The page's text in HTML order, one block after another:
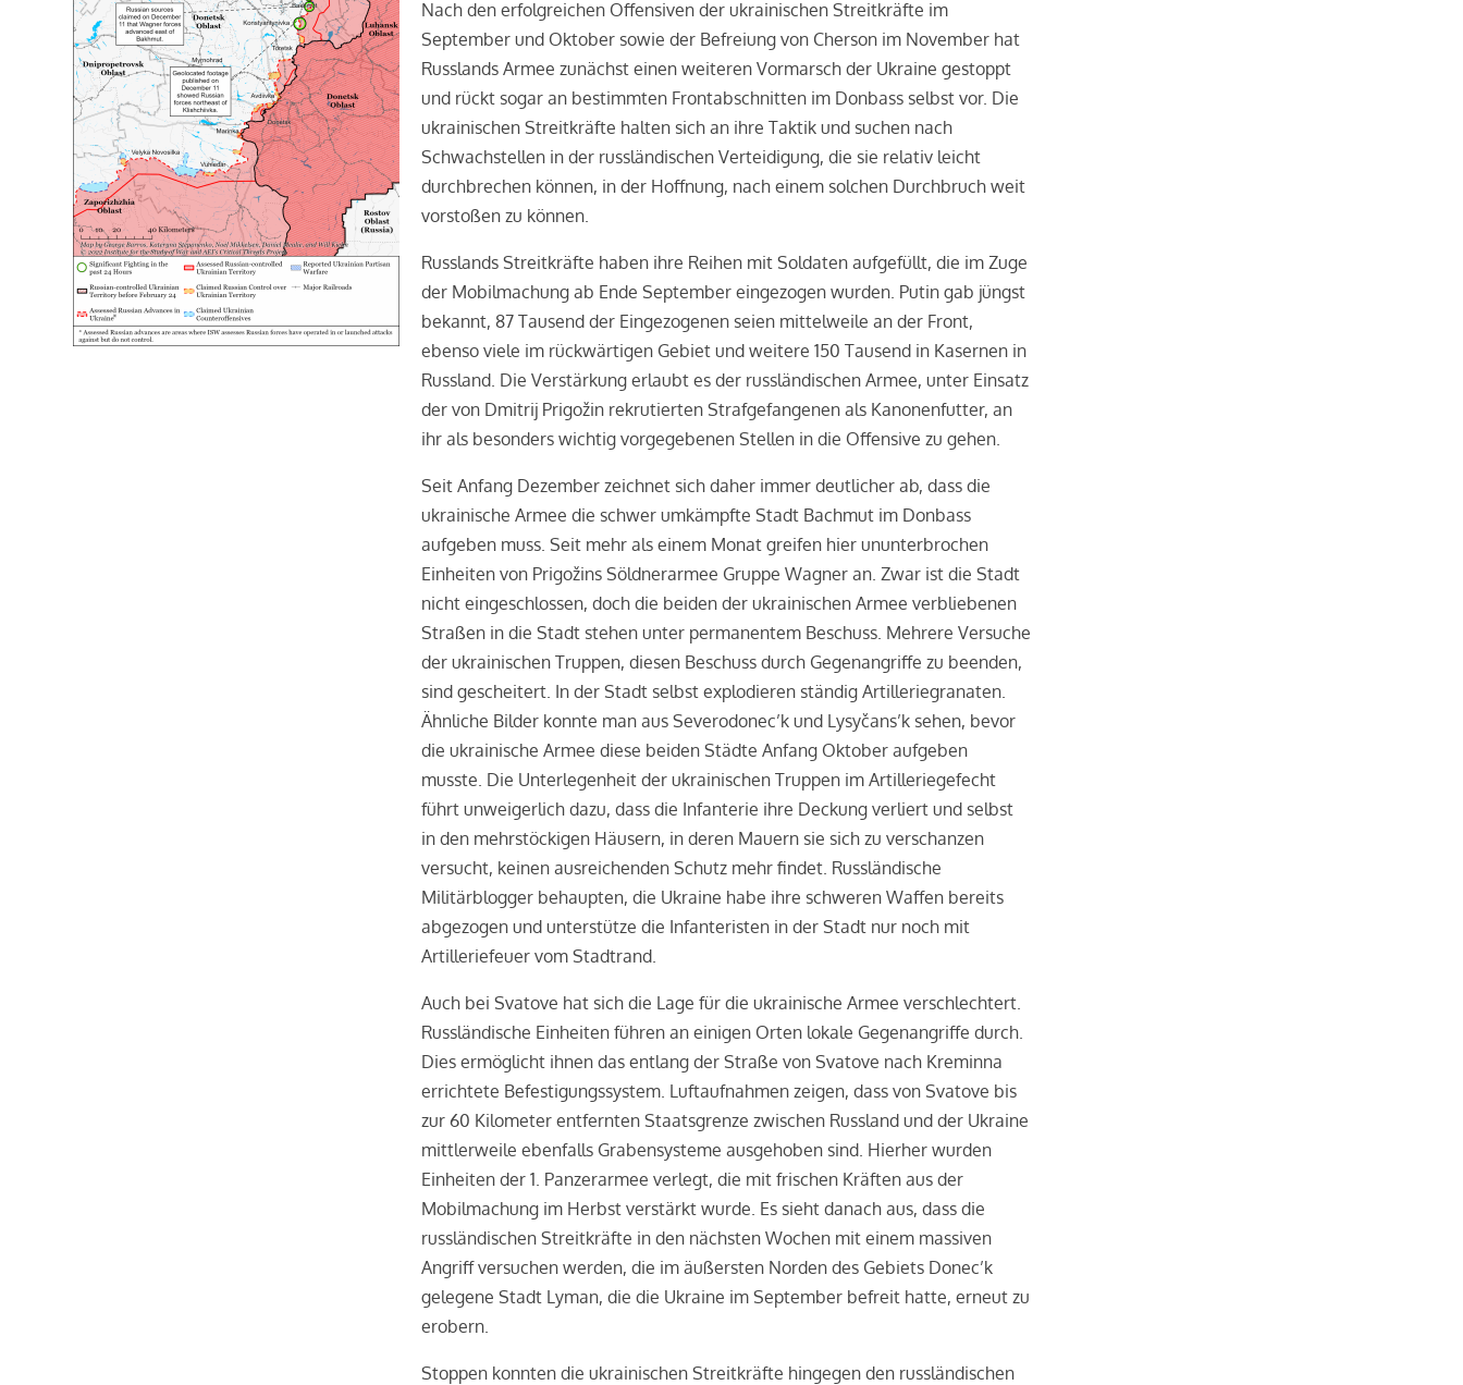
Nach den erfolgreichen Offensiven der ukrainischen Streitkräfte im
September und Oktober sowie der Befreiung von Cherson im November hat
Russlands Armee zunächst einen weiteren Vormarsch der Ukraine gestoppt
und rückt sogar an bestimmten Frontabschnitten im Donbass selbst vor. Die
ukrainischen Streitkräfte halten sich an ihre Taktik und suchen nach
Schwachstellen in der russländischen Verteidigung, die sie relativ leicht
durchbrechen können, in der Hoffnung, nach einem solchen Durchbruch weit
vorstoßen zu können.
Russlands Streitkräfte haben ihre Reihen mit Soldaten aufgefüllt, die im Zuge
der Mobilmachung ab Ende September eingezogen wurden. Putin gab jüngst
bekannt, 87 Tausend der Eingezogenen seien mittelweile an der Front,
ebenso viele im rückwärtigen Gebiet und weitere 150 Tausend in Kasernen in
Russland. Die Verstärkung erlaubt es der russländischen Armee, unter Einsatz
der von Dmitrij Prigožin rekrutierten Strafgefangenen als Kanonenfutter, an
ihr als besonders wichtig vorgegebenen Stellen in die Offensive zu gehen.
Seit Anfang Dezember zeichnet sich daher immer deutlicher ab, dass die
ukrainische Armee die schwer umkämpfte Stadt Bachmut im Donbass
aufgeben muss. Seit mehr als einem Monat greifen hier ununterbrochen
Einheiten von Prigožins Söldnerarmee Gruppe Wagner an. Zwar ist die Stadt
nicht eingeschlossen, doch die beiden der ukrainischen Armee verbliebenen
Straßen in die Stadt stehen unter permanentem Beschuss. Mehrere Versuche
der ukrainischen Truppen, diesen Beschuss durch Gegenangriffe zu beenden,
sind gescheitert. In der Stadt selbst explodieren ständig Artilleriegranaten.
Ähnliche Bilder konnte man aus Severodonec’k und Lysyčans’k sehen, bevor
die ukrainische Armee diese beiden Städte Anfang Oktober aufgeben
musste. Die Unterlegenheit der ukrainischen Truppen im Artilleriegefecht
führt unweigerlich dazu, dass die Infanterie ihre Deckung verliert und selbst
in den mehrstöckigen Häusern, in deren Mauern sie sich zu verschanzen
versucht, keinen ausreichenden Schutz mehr findet. Russländische
Militärblogger behaupten, die Ukraine habe ihre schweren Waffen bereits
abgezogen und unterstütze die Infanteristen in der Stadt nur noch mit
Artilleriefeuer vom Stadtrand.
Auch bei Svatove hat sich die Lage für die ukrainische Armee verschlechtert.
Russländische Einheiten führen an einigen Orten lokale Gegenangriffe durch.
Dies ermöglicht ihnen das entlang der Straße von Svatove nach Kreminna
errichtete Befestigungssystem. Luftaufnahmen zeigen, dass von Svatove bis
zur 60 Kilometer entfernten Staatsgrenze zwischen Russland und der Ukraine
mittlerweile ebenfalls Grabensysteme ausgehoben sind. Hierher wurden
Einheiten der 1. Panzerarmee verlegt, die mit frischen Kräften aus der
Mobilmachung im Herbst verstärkt wurde. Es sieht danach aus, dass die
russländischen Streitkräfte in den nächsten Wochen mit einem massiven
Angriff versuchen werden, die im äußersten Norden des Gebiets Donec’k
gelegene Stadt Lyman, die die Ukraine im September befreit hatte, erneut zu
erobern.
Stoppen konnten die ukrainischen Streitkräfte hingegen den russländischen